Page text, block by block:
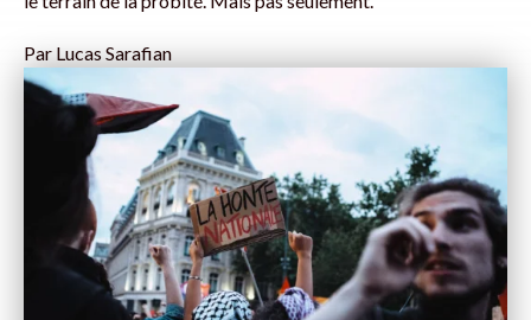
Par Lucas Sarafian